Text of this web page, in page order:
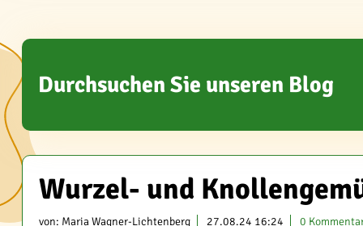
Durchsuchen Sie unseren Blog
Wurzel- und
von: Maria Wagner-Lichtenberg 27.08.24 16:24 0